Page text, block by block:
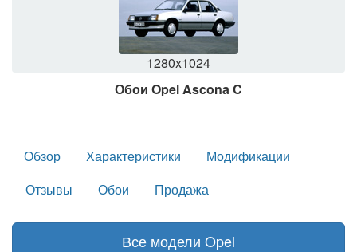
1280x1024
Обои Opel Ascona C
Обзор Характеристики
Модификации
Отзывы
Обои Продажа
Все модели Opel